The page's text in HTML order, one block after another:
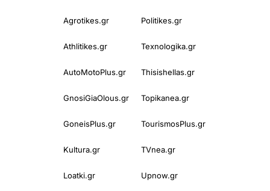
Agrotikes.gr Politikes.gr
Athlitikes.gr Texnologika.gr
AutoMotoPlus.gr Thisishellas.gr
GnosiGiaOlous.gr Topikanea.gr
GoneisPlus.gr TourismosPlus.gr
Kultura.gr TVnea.gr
Loatki.gr Upnow.gr